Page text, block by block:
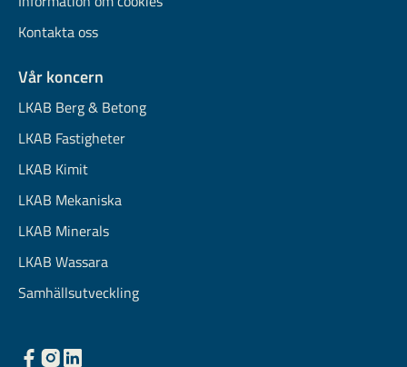
Kontakta oss
Vår koncern
LKAB Berg & Betong
LKAB Fastigheter
LKAB Kimit
LKAB Mekaniska
LKAB Minerals
LKAB Wassara
Samhällsutveckling